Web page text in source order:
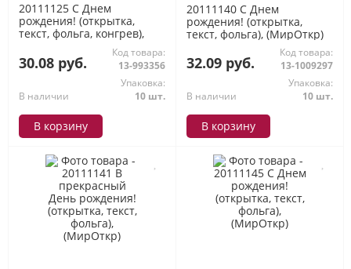
20111125 С Днем
рождения! (открытка,
текст, фольга, конгрев),
30.08 руб.
Код товара:
13-993356
В наличии
Упаковка:
10 шт.
В корзину
20111140 С Днем
рождения! (открытка,
текст, фольга), (МирОткр)
32.09 руб.
Код товара:
13-1009297
В наличии
Упаковка:
10 шт.
В корзину